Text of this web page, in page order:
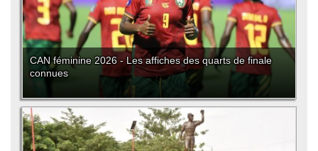
CAN féminine 2026 - Les affiches des quarts de finale
connues